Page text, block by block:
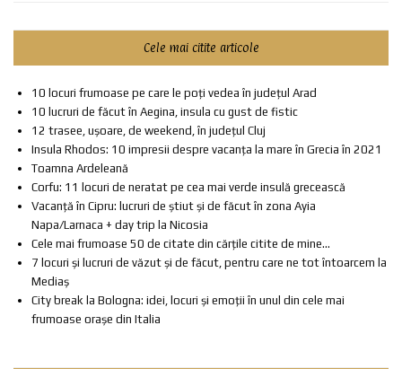
Cele mai citite articole
10 locuri frumoase pe care le poți vedea în județul Arad
10 lucruri de făcut în Aegina, insula cu gust de fistic
12 trasee, ușoare, de weekend, în județul Cluj
Insula Rhodos: 10 impresii despre vacanța la mare în Grecia în 2021
Toamna Ardeleană
Corfu: 11 locuri de neratat pe cea mai verde insulă grecească
Vacanță în Cipru: lucruri de știut și de făcut în zona Ayia
Napa/Larnaca + day trip la Nicosia
Cele mai frumoase 50 de citate din cărțile citite de mine...
7 locuri și lucruri de văzut și de făcut, pentru care ne tot întoarcem la
Mediaș
City break la Bologna: idei, locuri și emoții în unul din cele mai
frumoase orașe din Italia